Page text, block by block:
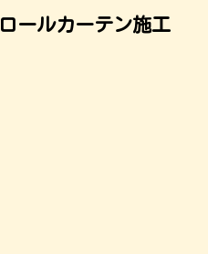
ロールカーテン施工